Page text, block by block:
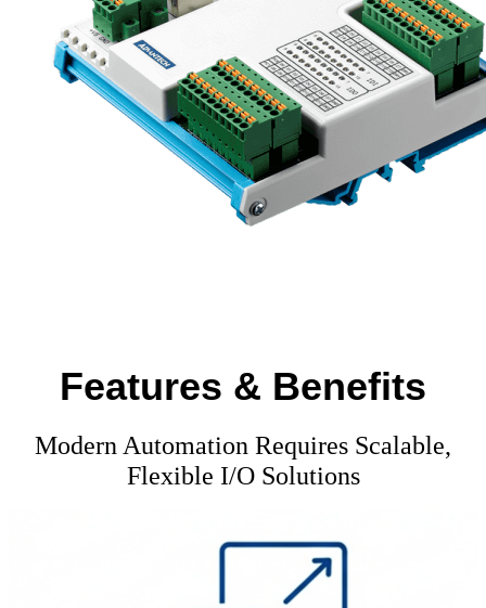
Features & Benefits
Modern Automation Requires Scalable,
Flexible I/O Solutions